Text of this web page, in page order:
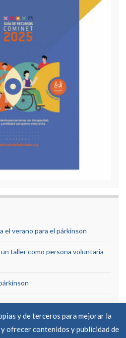
el verano para el párkinson
taller como persona voluntaria
y de terceros para mejorar la
ofrecer contenidos y publicidad de